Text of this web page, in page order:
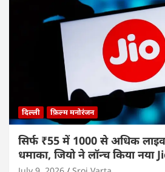
दिल्ली फ़िल्म मनोरंजन
सिर्फ ₹55 में 1000 से अधिक
धमाका, जियो ने लॉन्च किया नया